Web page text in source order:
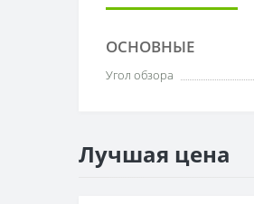
ОСНОВНЫЕ
Угол обзора
Лучшая цена